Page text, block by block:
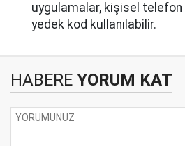
uygulamalar, kişisel telefon
yedek kod kullanılabilir.
HABERE YORUM KAT